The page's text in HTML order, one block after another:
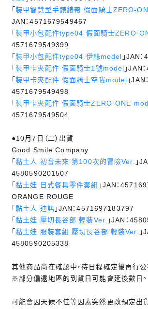
「裝甲智慧型手錶錶帶 假面騎士ZERO-
JAN：4571679549467
「裝甲小包配件type04 假面騎士ZERO-
4571679549399
「裝甲小包配件type04 伊絲model 」JAN
「裝甲卡夾配件 假面騎士1號model 」JAN
「裝甲卡夾配件 假面騎士空我model 」JAN：
4571679549498
「裝甲卡夾配件 假面騎士ZERO-ONE
4571679549504
●10月7日（二）出貨
Good Smile Company
「黏土人 初音未來 第100次的冒險Ver. 」
4580590201507
「黏土娃 日式餐具零件套組 」JAN：
ORANGE ROUGE
「黏土人 迪諾 」JAN：4571697183797
「黏土娃 壓切長谷部 輕裝Ver. 」JAN：
「黏土娃 服裝套組 壓切長谷部 輕裝Ver. 」
4580590205338
其他商品尚在確認中，待日程確定後再行公
※部分偏遠地區的到貨日可能會延後數日。
可能會因天候不佳等因素突然更改預定出